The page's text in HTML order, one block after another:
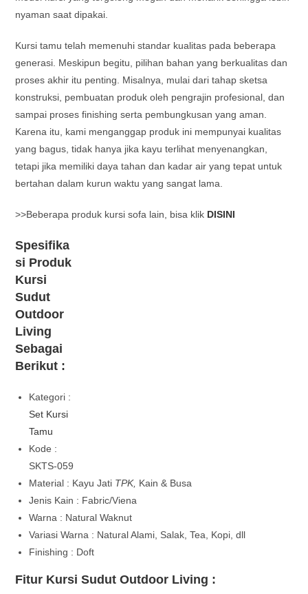
nyaman saat dipakai.
Kursi tamu telah memenuhi standar kualitas pada beberapa
generasi. Meskipun begitu, pilihan bahan yang berkualitas dan
proses akhir itu penting. Misalnya, mulai dari tahap sketsa
konstruksi, pembuatan produk oleh pengrajin profesional, dan
sampai proses finishing serta pembungkusan yang aman.
Karena itu, kami menganggap produk ini mempunyai kualitas
yang bagus, tidak hanya jika kayu terlihat menyenangkan,
tetapi jika memiliki daya tahan dan kadar air yang tepat untuk
bertahan dalam kurun waktu yang sangat lama.
>>Beberapa produk kursi sofa lain, bisa klik DISINI
Spesifika
si Produk
Kursi
Sudut
Outdoor
Living
Sebagai
Berikut :
Kategori :
Set Kursi
Tamu
Kode :
SKTS-059
Material : Kayu Jati TPK, Kain & Busa
Jenis Kain : Fabric/Viena
Warna : Natural Waknut
Variasi Warna : Natural Alami, Salak, Tea, Kopi, dll
Finishing : Doft
Fitur Kursi Sudut Outdoor Living :